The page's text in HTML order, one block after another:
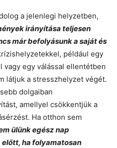
a jelenlegi helyzetben,
irányítása teljesen
már befolyásunk a saját és
például egy
egy válással ellentétben
látjuk a stresszhelyzet végét.
dolgaiban
amellyel csökkentjük a
Ha otthon sem
ülünk egész nap
ha folyamatosan